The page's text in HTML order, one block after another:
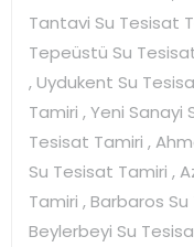
Tantavi Su Tesisat
Tepeüstü Su
, Uydukent Su
Tamiri , Yeni Sanayi
Tesisat Tamiri ,
Su Tesisat Tamiri ,
Tamiri , Barbaros
Beylerbeyi Su